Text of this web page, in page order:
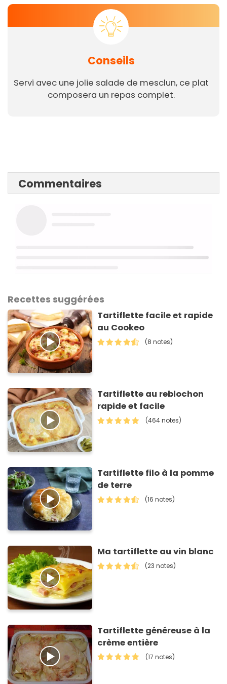
Conseils
Servi avec une jolie salade de mesclun, ce plat
composera un repas complet.
Commentaires
Recettes suggérées
Tartiflette facile et rapide
au Cookeo
(8 notes)
Tartiflette au reblochon
rapide et facile
(464 notes)
Tartiflette filo à la pomme
de terre
(16 notes)
Ma tartiflette au vin blanc
(23 notes)
Tartiflette généreuse à la
crème entière
(17 notes)